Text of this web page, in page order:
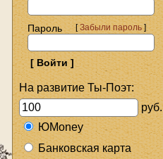
Пароль [Забыли пароль]
На развитие Ты-Поэт:
руб.
ЮMoney
Банковская карта